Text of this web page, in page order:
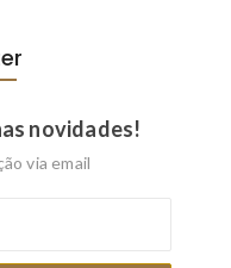
novidades!
via email